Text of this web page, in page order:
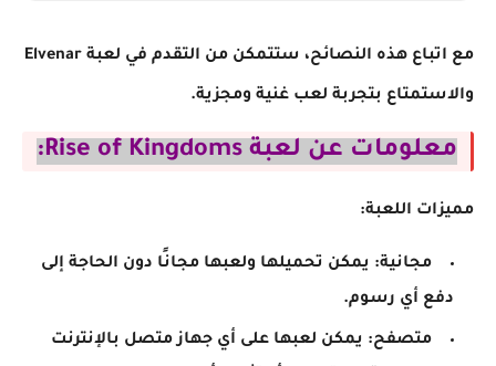
مع اتباع هذه النصائح، ستتمكن من التقدم في لعبة Elvenar
والاستمتاع بتجربة لعب غنية ومجزية.
معلومات عن لعبة Rise of Kingdoms:
مميزات اللعبة:
مجانية: يمكن تحميلها ولعبها مجانًا دون الحاجة إلى
دفع أي رسوم.
متصفح: يمكن لعبها على أي جهاز متصل بالإنترنت